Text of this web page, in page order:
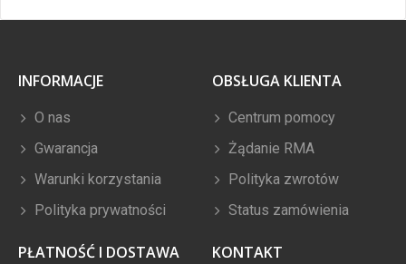
INFORMACJE
O nas
Gwarancja
Warunki korzystania
Polityka prywatności
OBSŁUGA KLIENTA
Centrum pomocy
Żądanie RMA
Polityka zwrotów
Status zamówienia
PŁATNOŚĆ I DOSTAWA KONTAKT